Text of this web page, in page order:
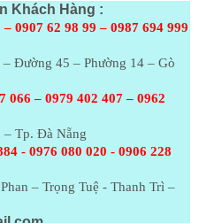
Khách Hàng :
– 0907 62 98 99 – 0987 694 999
Đường 45 – Phường 14 – Gò
066 – 0979 402 407 – 0962
– Tp. Đà Nẵng
- 0976 080 020 - 0906 228
– Trọng Tuệ - Thanh Trì –